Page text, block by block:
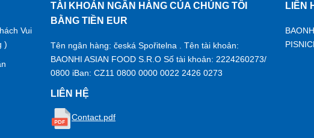
MUA NGAY
Vui
)
TÀI KHOẢN NGÂN HÀNG CỦA CHÚNG TÔI
BẰNG TIỀN EUR
Tên ngân hàng: česká Spořitelna . Tên tài khoản:
BAONHI ASIAN FOOD S.R.O Số tài khoản: 2224260273/
0800 iBan: CZ11 0800 0000 0022 2426 0273
LIÊN HỆ
Contact.pdf
LIÊN